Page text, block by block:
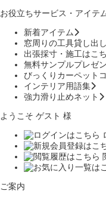
お役立ちサービス・アイテ
新着アイテム
窓周りの工具貸し出し
出張採寸・施工はこ
無料サンプルプレゼ
びっくりカーペット
インテリア用語集
強力滑り止めネット
ようこそ ゲスト 様
ご案内